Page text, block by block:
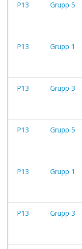
P13 Grupp 5
P13 Grupp 1
P13 Grupp 3
P13 Grupp 5
P13 Grupp 1
P13 Grupp 3